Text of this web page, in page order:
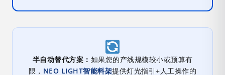
半自动替代方案： 如果您的产线规模较小或预算有
限， NEO LIGHT智能料架提供灯光指引+人工操作的